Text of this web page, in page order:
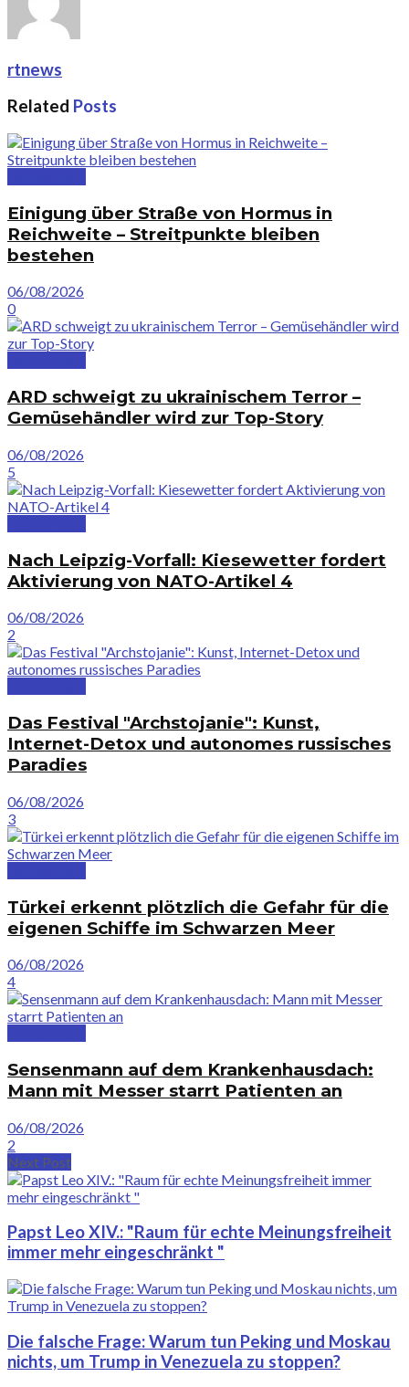
rtnews
Related Posts
Einigung über Straße von Hormus in
Reichweite – Streitpunkte bleiben
bestehen
06/08/2026
0
ARD schweigt zu ukrainischem Terror –
Gemüsehändler wird zur Top-Story
06/08/2026
5
Nach Leipzig-Vorfall: Kiesewetter fordert
Aktivierung von NATO-Artikel 4
06/08/2026
2
Das Festival "Archstojanie": Kunst,
Internet-Detox und autonomes russisches
Paradies
06/08/2026
3
Türkei erkennt plötzlich die Gefahr für die
eigenen Schiffe im Schwarzen Meer
06/08/2026
4
Sensenmann auf dem Krankenhausdach:
Mann mit Messer starrt Patienten an
06/08/2026
2
Next Post
Papst Leo XIV.: "Raum für echte Meinungsfreiheit
immer mehr eingeschränkt "
Die falsche Frage: Warum tun Peking und Moskau
nichts, um Trump in Venezuela zu stoppen?